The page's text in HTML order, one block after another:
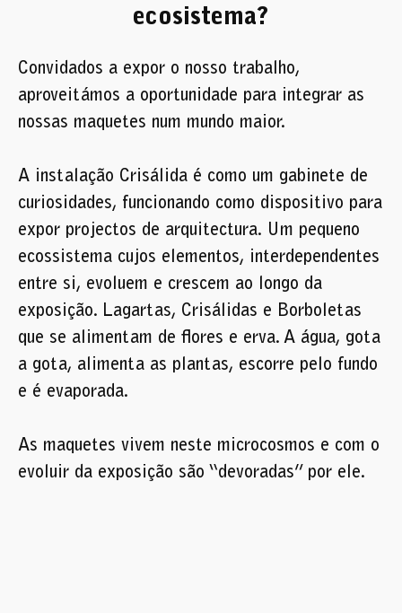
ecosistema?
Convidados a expor o nosso trabalho,
aproveitámos a oportunidade para integrar as
nossas maquetes num mundo maior.
A instalação Crisálida é como um gabinete de
curiosidades, funcionando como dispositivo para
expor projectos de arquitectura. Um pequeno
ecossistema cujos elementos, interdependentes
entre si, evoluem e crescem ao longo da
exposição. Lagartas, Crisálidas e Borboletas
que se alimentam de flores e erva. A água, gota
a gota, alimenta as plantas, escorre pelo fundo
e é evaporada.
As maquetes vivem neste microcosmos e com o
evoluir da exposição são “devoradas” por ele.